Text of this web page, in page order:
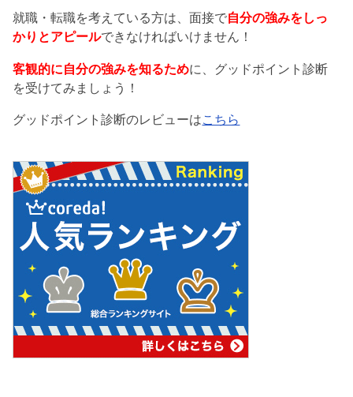
就職・転職を考えている方は、面接で自分の強みをしっ
かりとアピールできなければいけません！
客観的に自分の強みを知るために、グッドポイント診断
を受けてみましょう！
グッドポイント診断のレビューはこちら